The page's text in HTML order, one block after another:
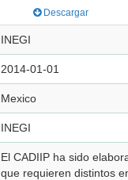
Descargar
INEGI
2014-01-01
Mexico
INEGI
El CADIIP ha sido
que requieren distintos